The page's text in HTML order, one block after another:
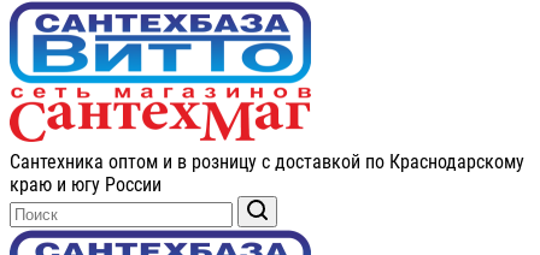
Сантехника оптом и в розницу с доставкой по Краснодарскому
краю и югу России